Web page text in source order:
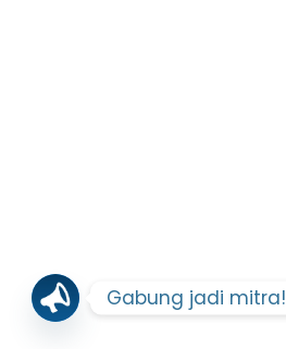
Gabung jadi mitra!